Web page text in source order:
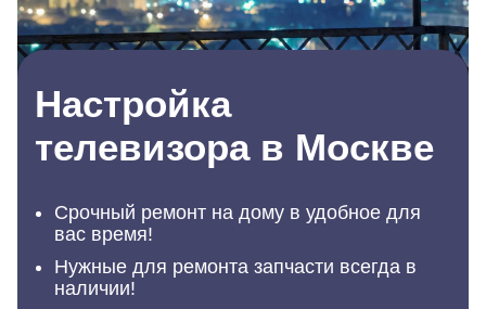
Настройка
телевизора в Москве
Срочный ремонт на дому в удобное для
вас время!
Нужные для ремонта запчасти всегда в
наличии!